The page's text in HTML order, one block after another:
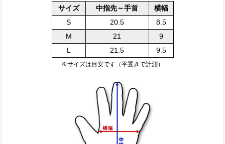
サイズ 中指先～手首
横幅
S
20.5
8.5
M
21
9
L
21.5 9.5
※サイズは目安です（平置きで計測）